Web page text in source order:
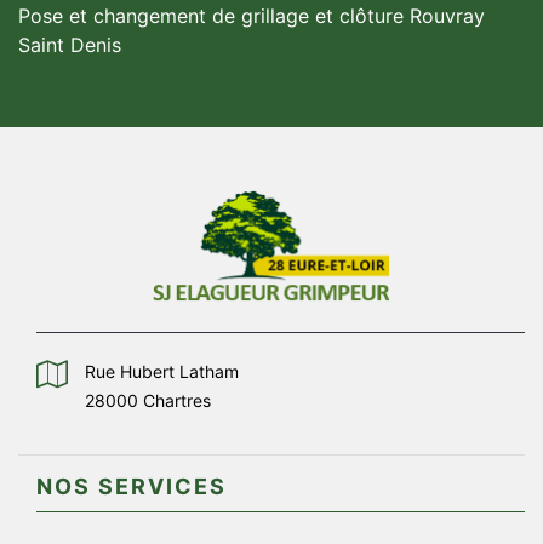
Pose et changement de grillage et clôture Rouvray
Saint Denis
Rue Hubert Latham
28000 Chartres
NOS SERVICES